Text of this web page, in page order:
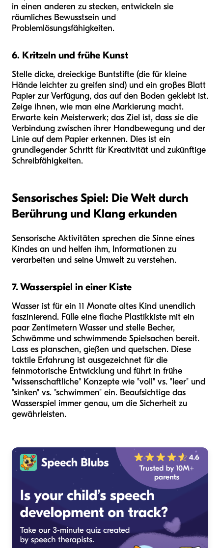
in einen anderen zu stecken, entwickeln sie
räumliches Bewusstsein und
Problemlösungsfähigkeiten.
6. Kritzeln und frühe Kunst
Stelle dicke, dreieckige Buntstifte (die für kleine
Hände leichter zu greifen sind) und ein großes Blatt
Papier zur Verfügung, das auf den Boden geklebt ist.
Zeige ihnen, wie man eine Markierung macht.
Erwarte kein Meisterwerk; das Ziel ist, dass sie die
Verbindung zwischen ihrer Handbewegung und der
Linie auf dem Papier erkennen. Dies ist ein
grundlegender Schritt für Kreativität und zukünftige
Schreibfähigkeiten.
Sensorisches Spiel: Die Welt durch
Berührung und Klang erkunden
Sensorische Aktivitäten sprechen die Sinne eines
Kindes an und helfen ihm, Informationen zu
verarbeiten und seine Umwelt zu verstehen.
7. Wasserspiel in einer Kiste
Wasser ist für ein 11 Monate altes Kind unendlich
faszinierend. Fülle eine flache Plastikkiste mit ein
paar Zentimetern Wasser und stelle Becher,
Schwämme und schwimmende Spielsachen bereit.
Lass es planschen, gießen und quetschen. Diese
taktile Erfahrung ist ausgezeichnet für die
feinmotorische Entwicklung und führt in frühe
"wissenschaftliche" Konzepte wie "voll" vs. "leer" und
"sinken" vs. "schwimmen" ein. Beaufsichtige das
Wasserspiel immer genau, um die Sicherheit zu
gewährleisten.